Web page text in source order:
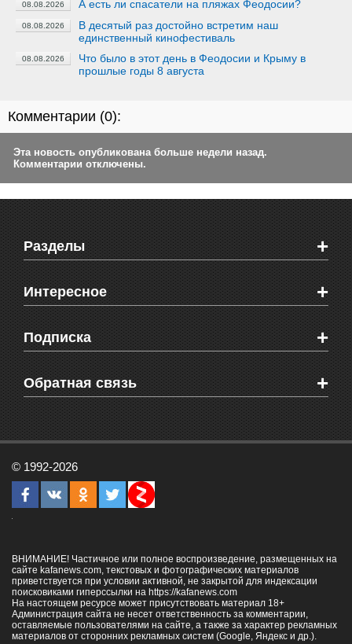
08.08.2026 А есть ли спасатели на пляжах Феодосии?
08.08.2026
В десятый раз достойно встретим наш
единственный кинофестиваль
08.08.2026
Что было в этот день в Феодосии и Крыму в
прошлые годы 8 августа
Комментарии (0):
Эта новость опубликована больше недели назад.
Комментарии отключены.
Разделы +
Новости Феодосии
Новости Крыма
Мировые новости
Объявления
Здоровье
СМС мнения читателей
Интересное +
Видео о Феодосии
Веб-камеры Феодосии
Блоги феодосийцев
Школы Феодосии
Подписка +
Печатная версия газеты "Кафа"
RSS
Обратная связь +
Рекламодателям
Контактная информация
© 1992-2026
ВНИМАНИЕ! Частичное или полное воспроизведение, размещенных на
сайте kafanews.com, текстовых и фотографических материалов
приветствуется при условии активной, не закрытой для индексации
поисковиками гиперссылки на https://kafanews.com
На настоящем ресурсе может присутствовать материал 18+
Администрация сайта не несет ответственность за комментарии,
оставляемые пользователями на сайте, а также за характер рекламных
материалов от сторонних рекламных систем (Google, Яндекс и др.).